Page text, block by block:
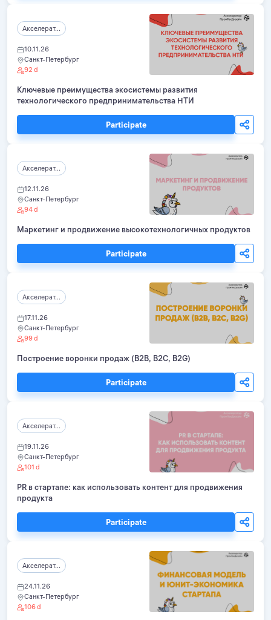
Акселерат...
10.11.26
Санкт-Петербург
92 d
Ключевые преимущества экосистемы развития
технологического предпринимательства НТИ
Participate
Акселерат...
12.11.26
Санкт-Петербург
94 d
Маркетинг и продвижение высокотехнологичных продуктов
Participate
Акселерат...
17.11.26
Санкт-Петербург
99 d
Построение воронки продаж (B2B, B2C, B2G)
Participate
Акселерат...
19.11.26
Санкт-Петербург
101 d
PR в стартапе: как использовать контент для продвижения
продукта
Participate
Акселерат...
24.11.26
Санкт-Петербург
106 d